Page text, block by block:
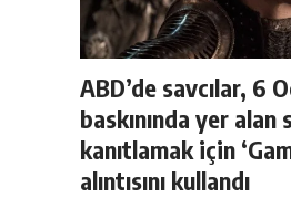
ABD’de savcılar, 6
baskınında yer alan
kanıtlamak için
alıntısını kullandı